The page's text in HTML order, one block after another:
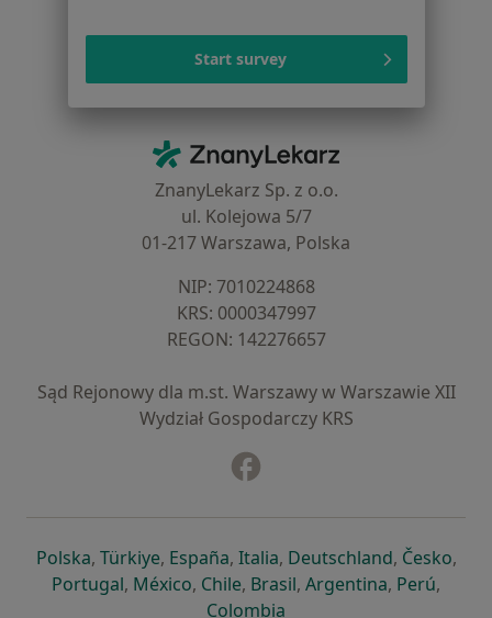
Noa Notes nowość
Baza wiedzy
ZnanyLekarz - Strona główna
ZnanyLekarz Sp. z o.o.
ul. Kolejowa 5/7
01-217 Warszawa, Polska
NIP: ⁠7010224868
KRS: ⁠0000347997
REGON: ⁠142276657
Sąd Rejonowy dla m.st. Warszawy w Warszawie XII
Wydział Gospodarczy KRS
Polskaotwiera się w nowej karcie
, Türkiyeotwiera się w nowej karcie
, Españaotwiera się w nowej karcie
, Italiaotwiera się w nowej
, Deutschlandotwiera się
, Česko,
Portugalotwiera się w nowej karcie
, Méxicootwiera się w nowej karcie
, Chileotwiera się w nowej karcie
, Brasilotwiera się w nowej
, Argentinaotwiera się
, Perú,
Colombia
Start survey